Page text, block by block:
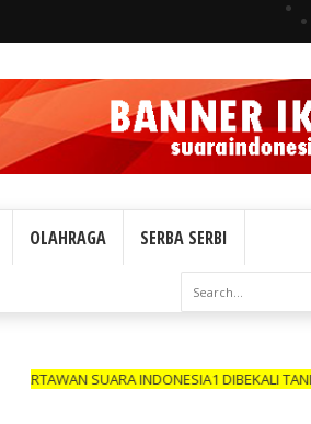
OLAHRAGA SERBA SERBI
SUARA INDONESIA1 DIBEKALI TANDA